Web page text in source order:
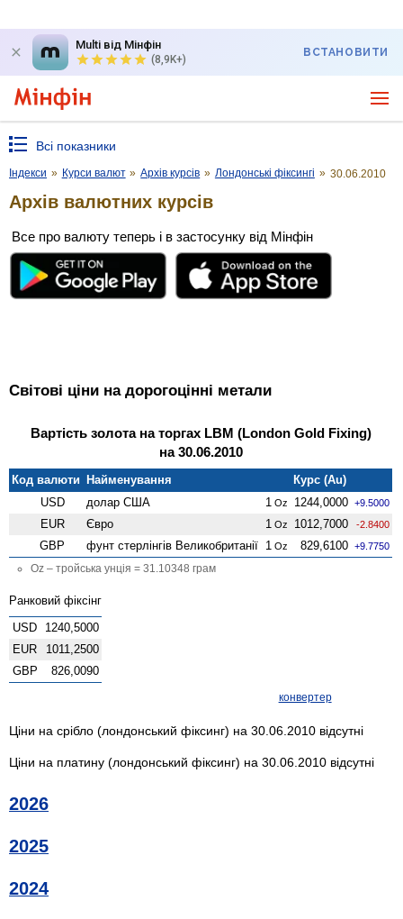
Multi від Мінфін
(8,9K+)
ВСТАНОВИТИ
Всі показники
Індекси » Курси валют » Архів курсів » Лондонські фіксингі » 30.06.2010
Архів валютних курсів
Все про валюту теперь і в застосунку від Мінфін
Світові ціни на дорогоцінні метали
Вартість золота на торгах LBM (London Gold Fixing)
на 30.06.2010
Код валюти Найменування
Курс (Au)
USD
долар США 1 Oz 1244,0000 +9.5000
EUR Євро 1 Oz 1012,7000 -2.8400
GBP фунт стерлінгів Велико­британії 1 Oz 829,6100 +9.7750
Oz – тройська унція = 31.10348 грам
Ранковий фіксінг
USD
1240,5000
EUR
1011,2500
GBP
826,0090
конвертер
Ціни на срібло (лондонський фіксинг) на 30.06.2010 відсутні
Ціни на платину (лондонський фіксинг) на 30.06.2010 відсутні
2026
2025
2024